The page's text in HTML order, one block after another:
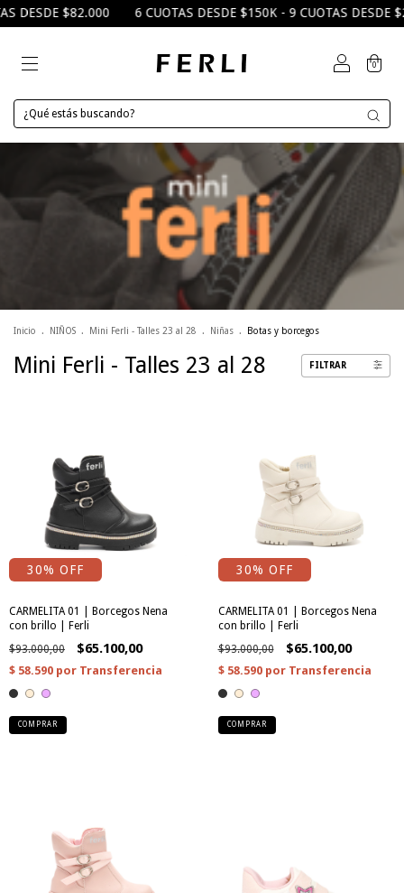
6 CUOTAS DESDE $150K - 9 CUOTAS DESDE $200K 10%OFF
0
Inicio . NIÑOS . Mini Ferli - Talles 23 al 28 . Niñas . Botas y borcegos
Mini Ferli - Talles 23 al 28 FILTRAR
30% OFF
CARMELITA 01 | Borcegos Nena
con brillo | Ferli
$93.000,00
$65.100,00
COMPRAR
30% OFF
CARMELITA 01 | Borcegos Nena
con brillo | Ferli
$93.000,00
$65.100,00
COMPRAR